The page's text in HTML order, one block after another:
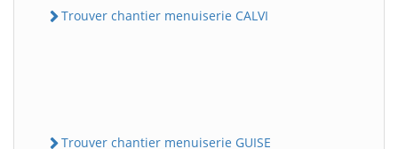
Trouver chantier menuiserie CALVI
Trouver chantier menuiserie GUISE